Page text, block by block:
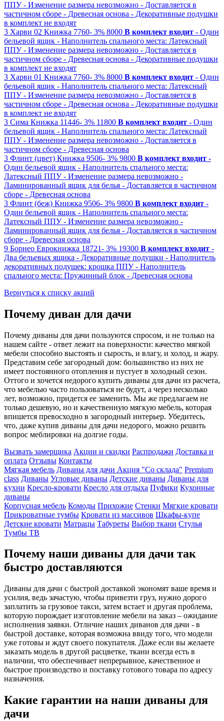
ППУ - Изменение размера невозможно - Доставляется в
частичном сборе - Древесная основа - Декоративные подушки
в комплект не входят
3 Харви 02 Книжка 7760- 3% 8000 В комплект входит - Один
бельевой ящик - Наполнитель спального места: Латексный
ППУ - Изменение размера невозможно - Доставляется в
частичном сборе - Древесная основа - Декоративные подушки
в комплект не входят
3 Харви 01 Книжка 7760- 3% 8000 В комплект входит - Один
бельевой ящик - Наполнитель спального места: Латексный
ППУ - Изменение размера невозможно - Доставляется в
частичном сборе - Древесная основа - Декоративные подушки
в комплект не входят
3 Сима Книжка 11446- 3% 11800 В комплект входит - Один
бельевой ящик - Наполнитель спального места: Латексный
ППУ - Изменение размера невозможно - Доставляется в
частичном сборе - Древесная основа
3 Флинт (цвет) Книжка 9506- 3% 9800 В комплект входит -
Один бельевой ящик - Наполнитель спального места:
Латексный ППУ - Изменение размера невозможно -
Ламинированный ящик для белья - Доставляется в частичном
сборе - Древесная основа
3 Флинт (беж) Книжка 9506- 3% 9800 В комплект входит -
Один бельевой ящик - Наполнитель спального места:
Латексный ППУ - Изменение размера невозможно -
Ламинированный ящик для белья - Доставляется в частичном
сборе - Древесная основа
9 Борнео Еврокнижка 18721- 3% 19300 В комплект входит -
Два бельевых ящика - Декоративные подушки - Наполнитель
декоративных подушек: крошка ППУ - Наполнитель
спального места: Пружинный блок - Древесная основа
Вернуться к списку акций
Почему диван для дачи
Почему диваны для дачи пользуются спросом, и не только на
нашем сайте - ответ лежит на поверхности: качество мягкой
мебели способно выстоять и сырость, и влагу, и холод, и жару.
Представим себе загородный дом: большинство из них не
имеет постоянного отопления и пустует в холодный сезон.
Оттого и хочется недорого купить диваны для дачи из расчета,
что мебелью часто пользоваться не будут, а через несколько
лет, возможно, придется ее заменить. Мы же предлагаем не
только дешевую, но и качественную мягкую мебель, которая
впишется превосходно в загородный интерьер. Убедитесь,
что, даже купив диваны для дачи недорого, можно решить
вопрос меблировки на долгие годы.
Вызвать замерщика Акции и скидки Распродажи Доставка и
оплата Отзывы Контакты
Мягкая мебель Диваны для дачи Акция "Со склада" Premium
class Диваны Угловые диваны Детские диваны Диваны для
кухни Кресло-кровати Кресло для отдыха Пуфики Кухонные
диваны
Корпусная мебель Комоды Прихожие Стенки Мягкие кровати
Прикроватные тумбы Кровати из массивов Шкафы-купе
Детские кровати Матрацы Табуреты Выбор ткани Стулья
Тумбы ТВ
Почему наши диваны для дачи так
быстро доставляются
Диваны для дачи с быстрой доставкой экономят ваше время и
усилия, ведь зачастую, чтобы привезти груз, нужно дорого
заплатить за грузовое такси, затем встает и другая проблема,
которую порождает изготовление мебели на заказ – ожидание
исполнения заявки. Отличие наших диванов для дачи - в
быстрой доставке, которая возможна ввиду того, что модели
уже готовы и ждут своего покупателя. Даже если вы желаете
заказать модель в другой расцветке, ткани всегда есть в
наличии, что обеспечивает непрерывное, качественное и
быстрое производство и поставку готового товара по адресу
назначения.
Какие гарантии на наши диваны для
дачи